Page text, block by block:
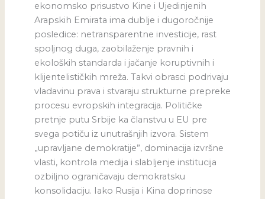
ekonomsko prisustvo Kine i Ujedinjenih
Arapskih Emirata ima dublje i dugoročnije
posledice: netransparentne investicije, rast
spoljnog duga, zaobilaženje pravnih i
ekoloških standarda i jačanje koruptivnih i
klijentelističkih mreža. Takvi obrasci podrivaju
vladavinu prava i stvaraju strukturne prepreke
procesu evropskih integracija. Političke
pretnje putu Srbije ka članstvu u EU pre
svega potiču iz unutrašnjih izvora. Sistem
„upravljane demokratije”, dominacija izvršne
vlasti, kontrola medija i slabljenje institucija
ozbiljno ograničavaju demokratsku
konsolidaciju. Iako Rusija i Kina doprinose